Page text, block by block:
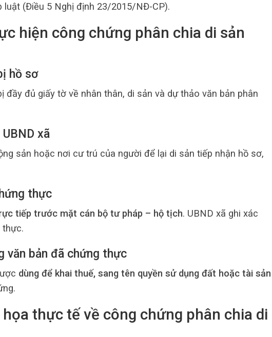
luật (Điều 5 Nghị định 23/2015/NĐ-CP).
hiện công chứng phân chia di sản
hồ sơ
đầy đủ giấy tờ về nhân thân, di sản và dự thảo văn bản phân
xã
sản hoặc nơi cư trú của người để lại di sản tiếp nhận hồ sơ,
thực
tiếp trước mặt cán bộ tư pháp – hộ tịch. UBND xã ghi xác
thực.
văn bản đã chứng thực
dùng để khai thuế, sang tên quyền sử dụng đất hoặc tài sản
thực tế về công chứng phân chia di